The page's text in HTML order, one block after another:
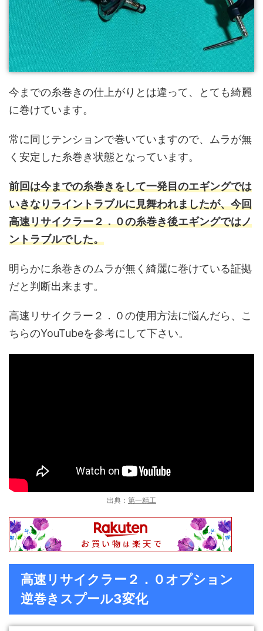
今までの糸巻きの仕上がりとは違って、とても綺麗
に巻けています。
常に同じテンションで巻いていますので、ムラが無
く安定した糸巻き状態となっています。
前回は今までの糸巻きをして一発目のエギングでは
いきなりライントラブルに見舞われましたが、今回
高速リサイクラー２．０の糸巻き後エギングではノ
ントラブルでした。
明らかに糸巻きのムラが無く綺麗に巻けている証拠
だと判断出来ます。
高速リサイクラー２．０の使用方法に悩んだら、こ
ちらのYouTubeを参考にして下さい。
出典： 第一精工
高速リサイクラー２．０オプション
逆巻きスプール3変化